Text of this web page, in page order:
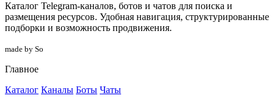
Каталог Telegram-каналов, ботов и чатов для поиска и
размещения ресурсов. Удобная навигация, структурированные
подборки и возможность продвижения.
made by So
Главное
Каталог Каналы Боты Чаты